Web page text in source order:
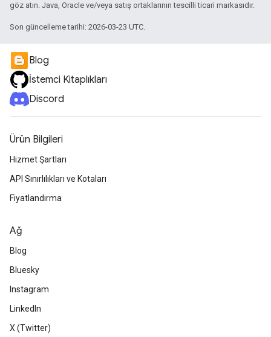
göz atın. Java, Oracle ve/veya satış ortaklarının tescilli ticari markasıdır.
Son güncelleme tarihi: 2026-03-23 UTC.
Blog
İstemci Kitaplıkları
Discord
Ürün Bilgileri
Hizmet Şartları
API Sınırlılıkları ve Kotaları
Fiyatlandırma
Ağ
Blog
Bluesky
Instagram
LinkedIn
X (Twitter)